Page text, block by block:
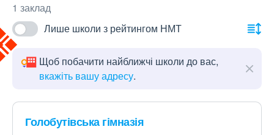
1 заклад
Лише школи з рейтингом НМТ
Щоб побачити найближчі школи до вас,
вкажіть вашу адресу.
Голобутівська гімназія